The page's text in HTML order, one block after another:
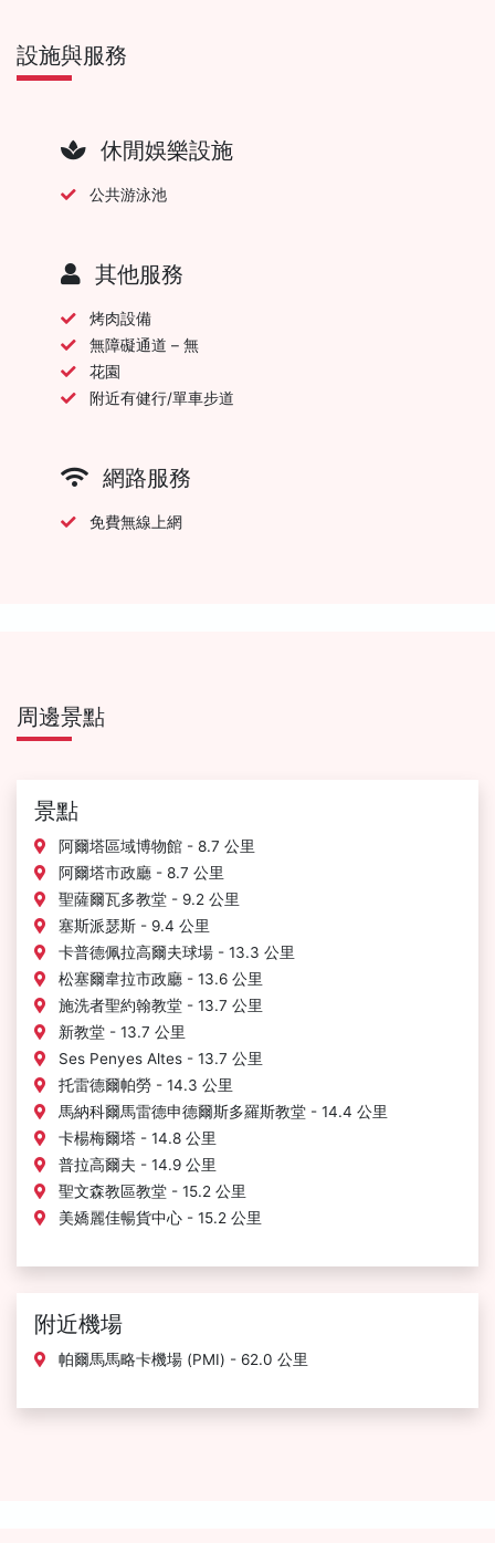
設施與服務
休閒娛樂設施
公共游泳池
其他服務
烤肉設備
無障礙通道 – 無
花園
附近有健行/單車步道
網路服務
免費無線上網
周邊景點
景點
阿爾塔區域博物館 - 8.7 公里
阿爾塔市政廳 - 8.7 公里
聖薩爾瓦多教堂 - 9.2 公里
塞斯派瑟斯 - 9.4 公里
卡普德佩拉高爾夫球場 - 13.3 公里
松塞爾韋拉市政廳 - 13.6 公里
施洗者聖約翰教堂 - 13.7 公里
新教堂 - 13.7 公里
Ses Penyes Altes - 13.7 公里
托雷德爾帕勞 - 14.3 公里
馬納科爾馬雷德申德爾斯多羅斯教堂 - 14.4 公里
卡楊梅爾塔 - 14.8 公里
普拉高爾夫 - 14.9 公里
聖文森教區教堂 - 15.2 公里
美嬌麗佳暢貨中心 - 15.2 公里
附近機場
帕爾馬馬略卡機場 (PMI) - 62.0 公里